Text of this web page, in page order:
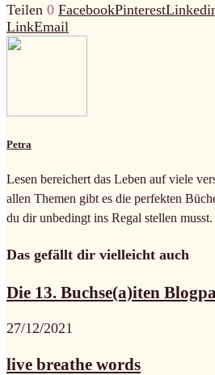
Teilen 0 FacebookPinterest
LinkEmail
Petra
Lesen bereichert das Leben auf viele
allen Themen gibt es die perfekten
du dir unbedingt ins Regal stellen musst.
Das gefällt dir vielleicht auch
Die 13. Buchse(a)iten
27/12/2021
live breathe words